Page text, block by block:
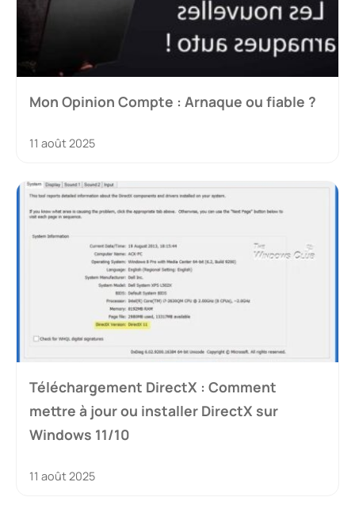
Mon Opinion Compte : Arnaque ou fiable ?
11 août 2025
Téléchargement DirectX : Comment
mettre à jour ou installer DirectX sur
Windows 11/10
11 août 2025